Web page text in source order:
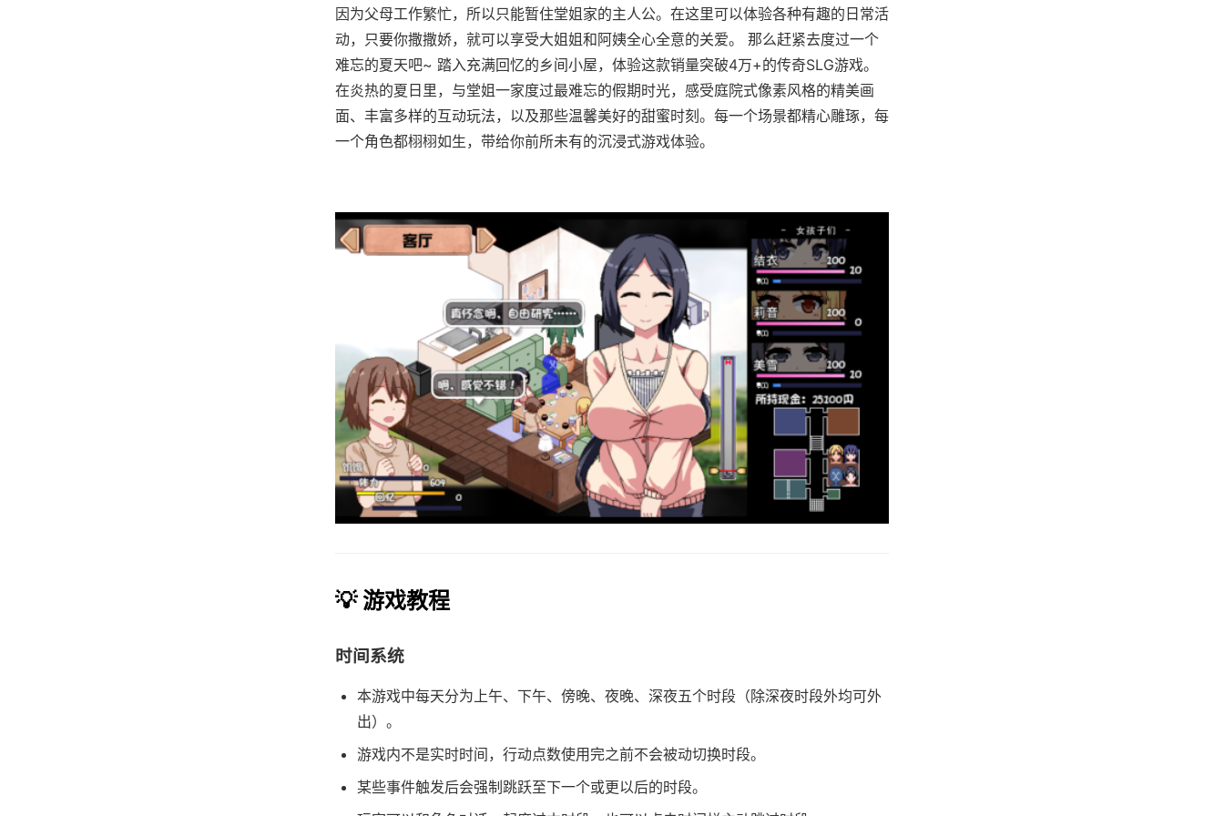
因为父母工作繁忙，所以只能暂住堂姐家的主人公。在这里可以体验各种有趣的日常活
动，只要你撒撒娇，就可以享受大姐姐和阿姨全心全意的关爱。 那么赶紧去度过一个
难忘的夏天吧~ 踏入充满回忆的乡间小屋，体验这款销量突破4万+的传奇SLG游戏。
在炎热的夏日里，与堂姐一家度过最难忘的假期时光，感受庭院式像素风格的精美画
面、丰富多样的互动玩法，以及那些温馨美好的甜蜜时刻。每一个场景都精心雕琢，每
一个角色都栩栩如生，带给你前所未有的沉浸式游戏体验。
💡 游戏教程
时间系统
本游戏中每天分为上午、下午、傍晚、夜晚、深夜五个时段（除深夜时段外均可外
出）。
游戏内不是实时时间，行动点数使用完之前不会被动切换时段。
某些事件触发后会强制跳跃至下一个或更以后的时段。